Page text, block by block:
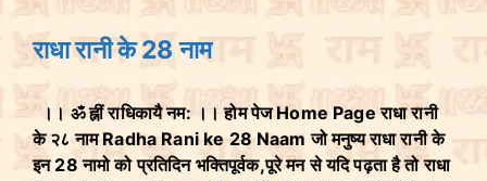
राधा रानी के 28 नाम
।। ॐ ह्नीं राधिकायै नम: ।। होम पेज Home Page राधा रानी
के २८ नाम Radha Rani ke 28 Naam जो मनुष्य राधा रानी के
इन 28 नामो को प्रतिदिन भक्तिपूर्वक,पूरे मन से यदि पढ़ता है तो राधा